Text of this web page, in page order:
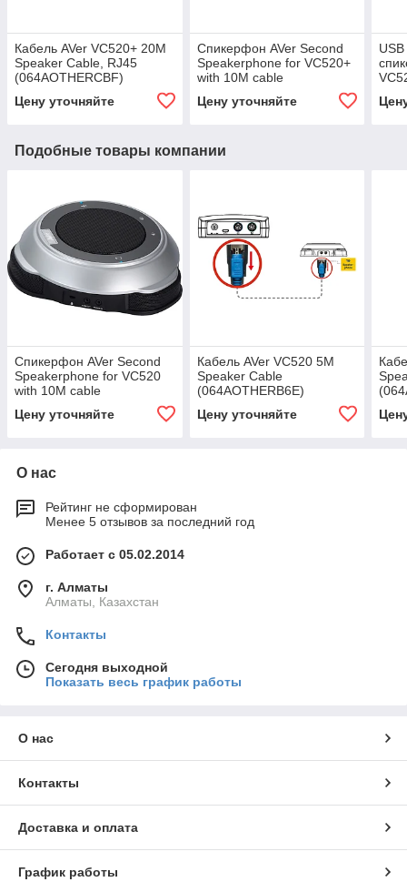
Кабель AVer VC520+ 20M
Speaker Cable, RJ45
(064AOTHERCBF)
Цену уточняйте
Спикерфон AVer Second
Speakerphone for VC520+
with 10M cable
Цену уточняйте
Подобные товары компании
Спикерфон AVer Second
Speakerphone for VC520
with 10M cable
Цену уточняйте
Кабель AVer VC520 5M
Speaker Cable
(064AOTHERB6E)
Цену уточняйте
О нас
Рейтинг не сформирован
Менее 5 отзывов за последний год
Работает с 05.02.2014
г. Алматы
Алматы, Казахстан
Контакты
Сегодня выходной
Показать весь график работы
О нас
Контакты
Доставка и оплата
График работы